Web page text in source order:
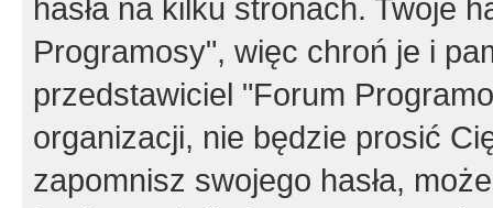
hasła na kilku stronach. Twoje
Programosy", więc chroń je i
przedstawiciel "Forum
organizacji, nie będzie prosić
zapomnisz swojego hasła,